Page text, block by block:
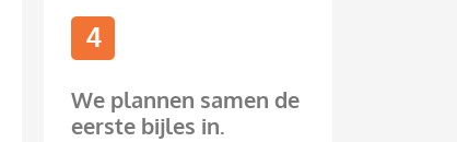
4
We plannen samen de
eerste bijles in.